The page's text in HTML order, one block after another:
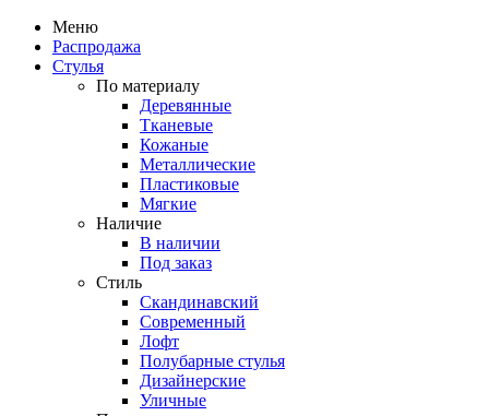
Меню
Распродажа
Стулья
По материалу
Деревянные
Тканевые
Кожаные
Металлические
Пластиковые
Мягкие
Наличие
В наличии
Под заказ
Стиль
Скандинавский
Современный
Лофт
Полубарные стулья
Дизайнерские
Уличные